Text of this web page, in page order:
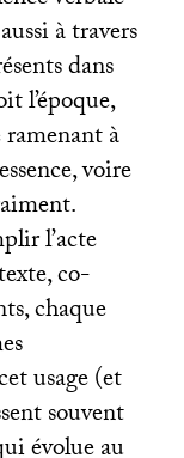
à travers
dans
l’époque,
à
voire
l’acte
co-
chaque
usage (et
souvent